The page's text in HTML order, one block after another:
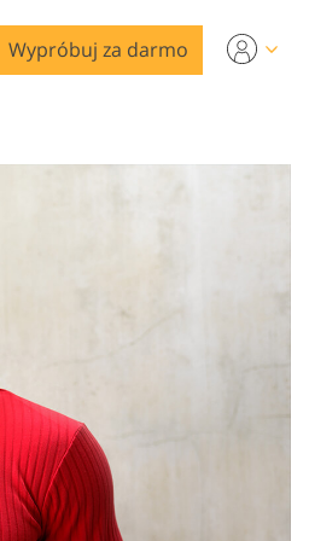
Wypróbuj za darmo